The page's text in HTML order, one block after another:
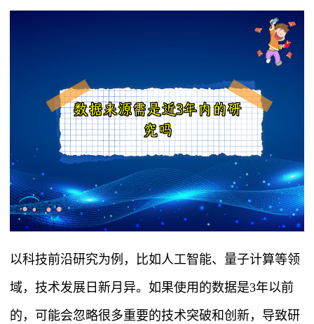
以科技前沿研究为例，比如人工智能、量子计算等领
域，技术发展日新月异。如果使用的数据是3年以前
的，可能会忽略很多重要的技术突破和创新，导致研